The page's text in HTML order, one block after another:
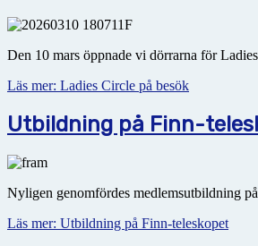
Den 10 mars öppnade vi dörrarna för
Läs mer: Ladies Circle på besök
Utbildning på Finn-
Nyligen genomfördes medlemsutbildning
Läs mer: Utbildning på Finn-teleskopet